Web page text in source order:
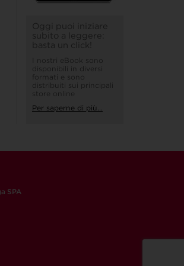
Oggi puoi iniziare
subito a leggere:
basta un click!
I nostri eBook sono
disponibili in diversi
formati e sono
distribuiti sui principali
store online
Per saperne di più...
SPA